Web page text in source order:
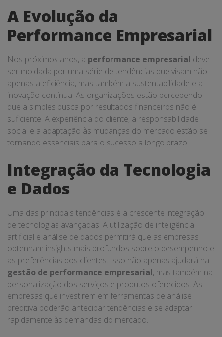
A Evolução da
Performance Empresarial
Nos próximos anos, a performance empresarial deve
ser moldada por uma série de tendências que visam não
apenas a eficiência, mas também a sustentabilidade e a
inovação contínua. As organizações estão percebendo
que a simples busca por resultados financeiros não é
suficiente. A experiência do cliente, a responsabilidade
social e a adaptação às mudanças do mercado estão se
tornando essenciais para o sucesso a longo prazo.
Integração da Tecnologia
e Dados
Uma das principais tendências é a crescente integração
de tecnologias avançadas. A utilização de inteligência
artificial e análise de dados permitirá que as empresas
obtenham insights mais profundos sobre o desempenho e
as preferências dos clientes. Isso não apenas ajudará na
gestão de performance empresarial, mas também na
personalização dos serviços e produtos oferecidos. As
empresas que investirem em ferramentas de análise
preditiva poderão antecipar tendências e se adaptar
rapidamente às demandas do mercado.